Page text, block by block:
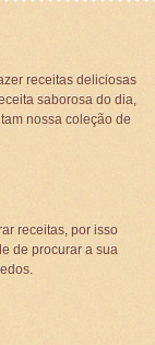
receitas deliciosas
saborosa do dia,
nossa coleção de
receitas, por isso
de procurar a sua